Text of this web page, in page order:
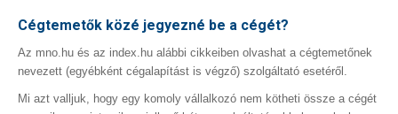
Cégtemetők közé jegyezné be a cégét?
Az mno.hu és az index.hu alábbi cikkeiben olvashat a cégtemetőnek
nevezett (egyébként cégalapítást is végző) szolgáltató esetéről.
Mi azt valljuk, hogy egy komoly vállalkozó nem kötheti össze a cégét